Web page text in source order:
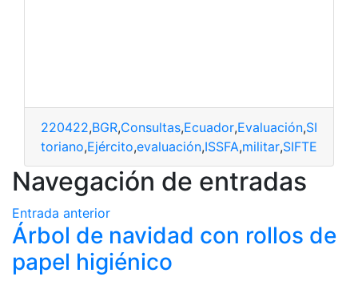
220422,BGR,Consultas,Ecuador,Evaluación,SIFTE
ecuatoriano,Ejército,evaluación,ISSFA,militar,SIFTE
Navegación de entradas
Entrada anterior
Árbol de navidad con rollos de
papel higiénico